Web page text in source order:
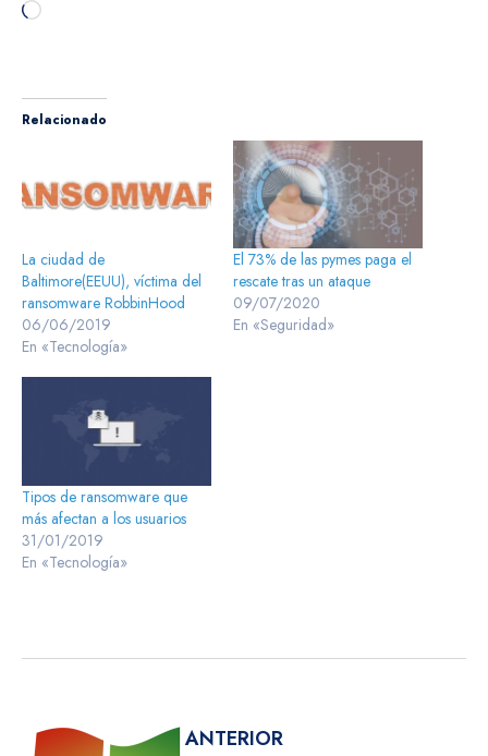
Cargando...
Relacionado
La ciudad de
Baltimore(EEUU), víctima del
ransomware RobbinHood
06/06/2019
En «Tecnología»
El 73% de las pymes paga el
rescate tras un ataque
09/07/2020
En «Seguridad»
Tipos de ransomware que
más afectan a los usuarios
31/01/2019
En «Tecnología»
ANTERIOR